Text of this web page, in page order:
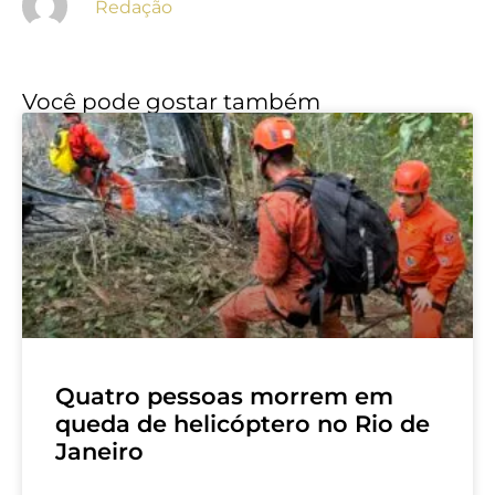
Redação
Você pode gostar também
Quatro pessoas morrem em
queda de helicóptero no Rio de
Janeiro